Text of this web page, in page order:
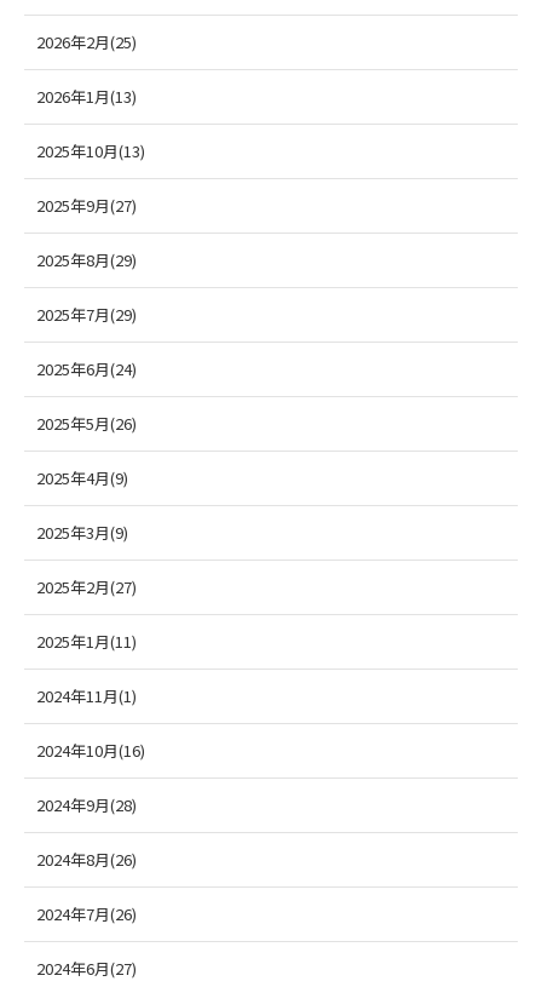
2026年2月(25)
2026年1月(13)
2025年10月(13)
2025年9月(27)
2025年8月(29)
2025年7月(29)
2025年6月(24)
2025年5月(26)
2025年4月(9)
2025年3月(9)
2025年2月(27)
2025年1月(11)
2024年11月(1)
2024年10月(16)
2024年9月(28)
2024年8月(26)
2024年7月(26)
2024年6月(27)